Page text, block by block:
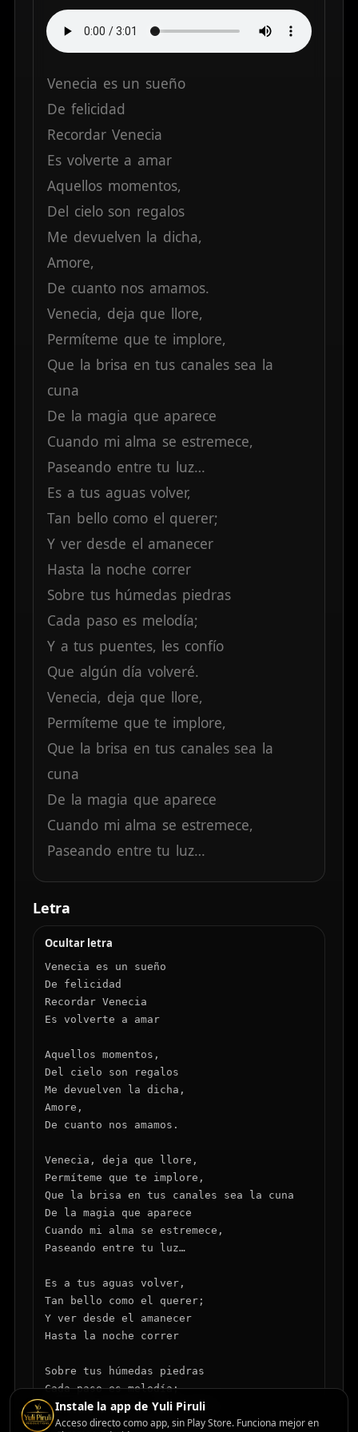
Venecia es un sueño
De felicidad
Recordar Venecia
Es volverte a amar
Aquellos momentos,
Del cielo son regalos
Me devuelven la dicha,
Amore,
De cuanto nos amamos.
Venecia, deja que llore,
Permíteme que te implore,
Que la brisa en tus canales sea la
cuna
De la magia que aparece
Cuando mi alma se estremece,
Paseando entre tu luz…
Es a tus aguas volver,
Tan bello como el querer;
Y ver desde el amanecer
Hasta la noche correr
Sobre tus húmedas piedras
Cada paso es melodía;
Y a tus puentes, les confío
Que algún día volveré.
Venecia, deja que llore,
Permíteme que te implore,
Que la brisa en tus canales sea la
cuna
De la magia que aparece
Cuando mi alma se estremece,
Paseando entre tu luz…
Letra
Ocultar letra
Venecia es un sueño
De felicidad
Recordar Venecia
Es volverte a amar
Aquellos momentos,
Del cielo son regalos
Me devuelven la dicha,
Amore,
De cuanto nos amamos.
Venecia, deja que llore,
Permíteme que te implore,
Que la brisa en tus canales sea la cuna
De la magia que aparece
Cuando mi alma se estremece,
Paseando entre tu luz…
Es a tus aguas volver,
Tan bello como el querer;
Y ver desde el amanecer
Hasta la noche correr
Sobre tus húmedas piedras
Cada paso es melodía;
Y a tus puentes, les confío
Que algún día volveré.
Instale la app de Yuli Piruli
Acceso directo como app, sin Play Store. Funciona mejor en